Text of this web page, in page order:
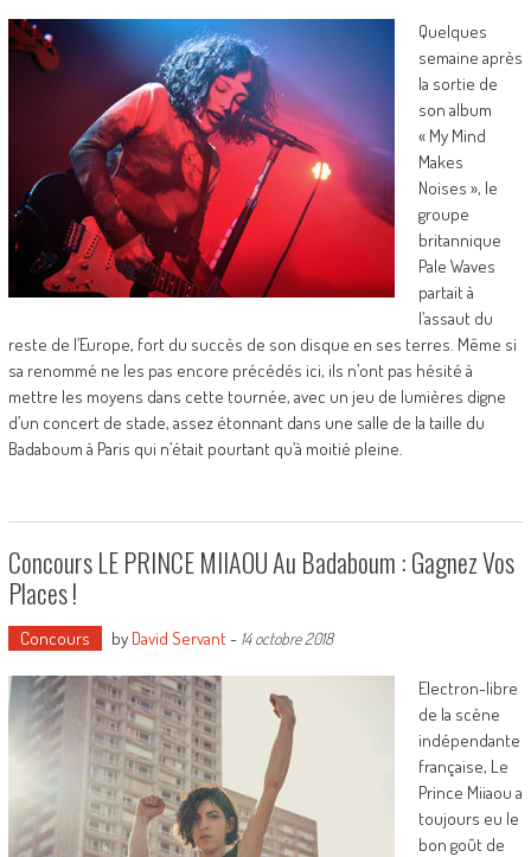
Quelques
semaine après
la sortie de
son album
« My Mind
Makes
Noises », le
groupe
britannique
Pale Waves
partait à
l’assaut du
reste de l’Europe, fort du succès de son disque en ses terres. Même si
sa renommé ne les pas encore précédés ici, ils n’ont pas hésité à
mettre les moyens dans cette tournée, avec un jeu de lumières digne
d’un concert de stade, assez étonnant dans une salle de la taille du
Badaboum à Paris qui n’était pourtant qu’à moitié pleine.
Concours LE PRINCE MIIAOU Au Badaboum : Gagnez Vos
Places !
Concours by David Servant- 14 octobre 2018
Electron-libre
de la scène
indépendante
française, Le
Prince Miiaou a
toujours eu le
bon goût de